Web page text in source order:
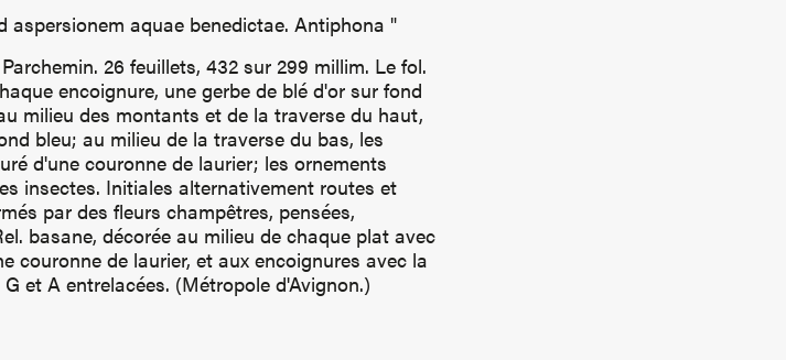
aspersionem aquae benedictae. Antiphona "
26 feuillets, 432 sur 299 millim. Le fol.
encoignure, une gerbe de blé d'or sur fond
milieu des montants et de la traverse du haut,
bleu; au milieu de la traverse du bas, les
d'une couronne de laurier; les ornements
insectes. Initiales alternativement routes et
par des fleurs champêtres, pensées,
basane, décorée au milieu de chaque plat avec
couronne de laurier, et aux encoignures avec la
et A entrelacées. (Métropole d'Avignon.)